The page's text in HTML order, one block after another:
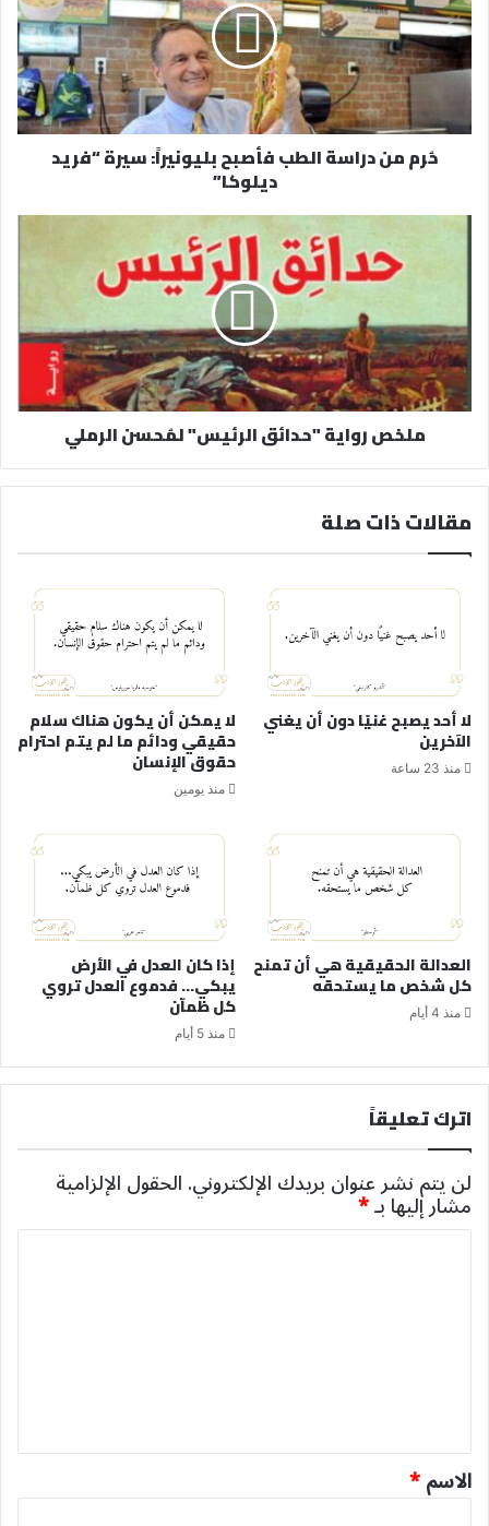
ل
إ
ر
حُرم من دراسة الطب فأصبح بليونيراً: سيرة “فريد
ديلوكا”
ملخص رواية "حدائق الرئيس" لمُحسن الرملي
مقالات ذات صلة
لا أحد يصبح غنيًا دون أن يغني
الآخرين
منذ 23 ساعة
لا يمكن أن يكون هناك سلام
حقيقي ودائم ما لم يتم احترام
حقوق الإنسان
منذ يومين
العدالة الحقيقية هي أن تمنح
كل شخص ما يستحقه
منذ 4 أيام
إذا كان العدل في الأرض
يبكي… فدموع العدل تروي
كل ظمآن
منذ 5 أيام
اترك تعليقاً
لن يتم نشر عنوان بريدك الإلكتروني.الحقول الإلزامية
مشار إليها بـ*
ق
*
الاسم*